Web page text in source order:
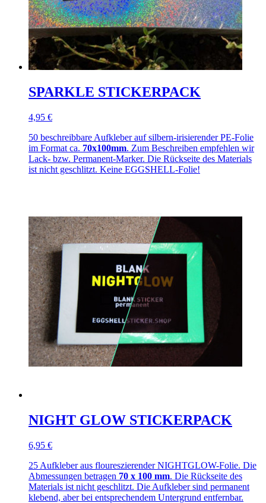
SPARKLE STICKERPACK
4,95 €
50 beschreibbare Aufkleber auf silbern-irisierender PE-Folie
im Format ca. 70x100mm. Zum Beschreiben empfehlen wir
Lack- bzw. Permanent-Marker. Die Rückseite des Materials
ist nicht geschlitzt. Keine EGGSHELL-Folie!
NIGHT GLOW STICKERPACK
6,95 €
25 Aufkleber aus floureszierender NIGHTGLOW-Folie. Die
Abmessungen betragen 70 x 100 mm. Die Rückseite des
Materials ist nicht geschlitzt. Die Aufkleber sind permanent
klebend, aber bei entsprechendem Untergrund entfernbar.